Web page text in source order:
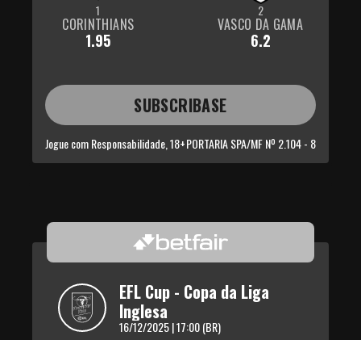
1
CORINTHIANS
1.95
2
VASCO DA GAMA
6.2
SUBSCRIBASE
Jogue com Responsabilidade, 18+PORTARIA SPA/MF Nº 2.104 - 8
EFL Cup - Copa da Liga
Inglesa
16/12/2025 | 17:00 (BR)